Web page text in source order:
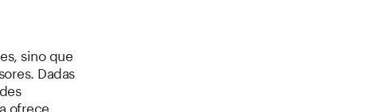
sino que
Dadas
ofrece